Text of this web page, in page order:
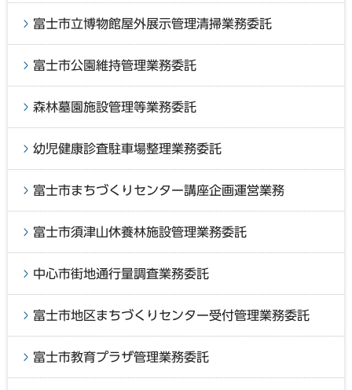
富士市立博物館屋外展示管理清掃業務委託
富士市公園維持管理業務委託
森林墓園施設管理等業務委託
幼児健康診査駐車場整理業務委託
富士市まちづくりセンター講座企画運営業務
富士市須津山休養林施設管理業務委託
中心市街地通行量調査業務委託
富士市地区まちづくりセンター受付管理業務委託
富士市教育プラザ管理業務委託